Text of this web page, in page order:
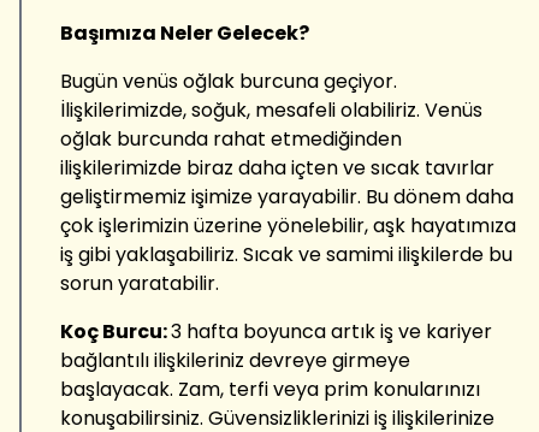
Başımıza Neler Gelecek?
Bugün venüs oğlak burcuna geçiyor.
İlişkilerimizde, soğuk, mesafeli olabiliriz. Venüs
oğlak burcunda rahat etmediğinden
ilişkilerimizde biraz daha içten ve sıcak tavırlar
geliştirmemiz işimize yarayabilir. Bu dönem daha
çok işlerimizin üzerine yönelebilir, aşk hayatımıza
iş gibi yaklaşabiliriz. Sıcak ve samimi ilişkilerde bu
sorun yaratabilir.
Koç Burcu:3 hafta boyunca artık iş ve kariyer
bağlantılı ilişkileriniz devreye girmeye
başlayacak. Zam, terfi veya prim konularınızı
konuşabilirsiniz. Güvensizliklerinizi iş ilişkilerinize